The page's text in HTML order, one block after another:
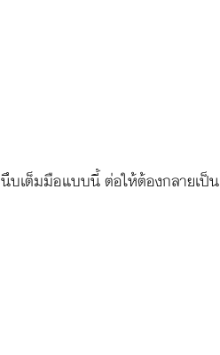
บเต็มมือแบบนี้ ต่อให้ต้องกลายเป็น